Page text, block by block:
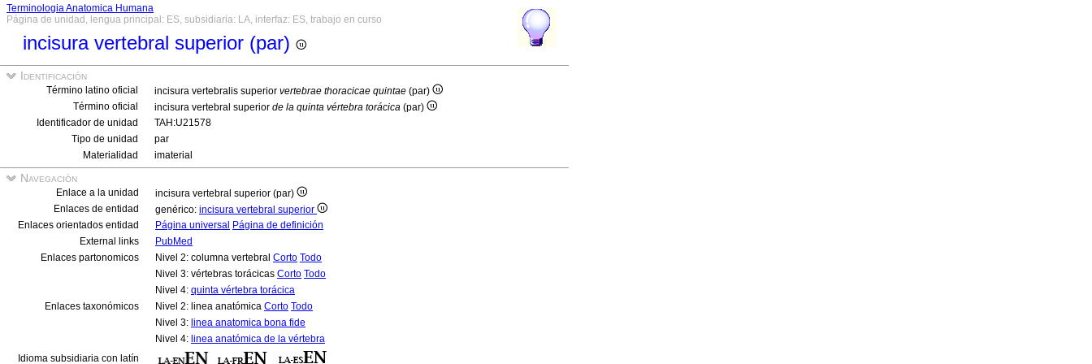
Terminologia Anatomica Humana
Página de unidad, lengua principal: ES, subsidiaria: LA, interfaz: ES, trabajo en curso
incisura vertebral superior (par)
Identificación
Término latino oficial incisura vertebralis superior vertebrae thoracicae quintae (par)
Término oficial
incisura vertebral superior de la quinta vértebra torácica (par)
Identificador de unidad
TAH:U21578
Tipo de unidad
par
Materialidad
imaterial
Navegación
Enlace a la unidad
incisura vertebral superior (par)
Enlaces de entidad
genérico: incisura vertebral superior
Enlaces orientados entidad
Página universal Página de definición
External links
PubMed
Enlaces partonomicos
Nivel 2: columna vertebral Corto Todo
Nivel 3: vértebras torácicas Corto Todo
Nivel 4: quinta vértebra torácica
Enlaces taxonómicos
Nivel 2: linea anatómica Corto Todo
Nivel 3: linea anatomica bona fide
Nivel 4: linea anatómica de la vértebra
Idioma subsidiaria con latín